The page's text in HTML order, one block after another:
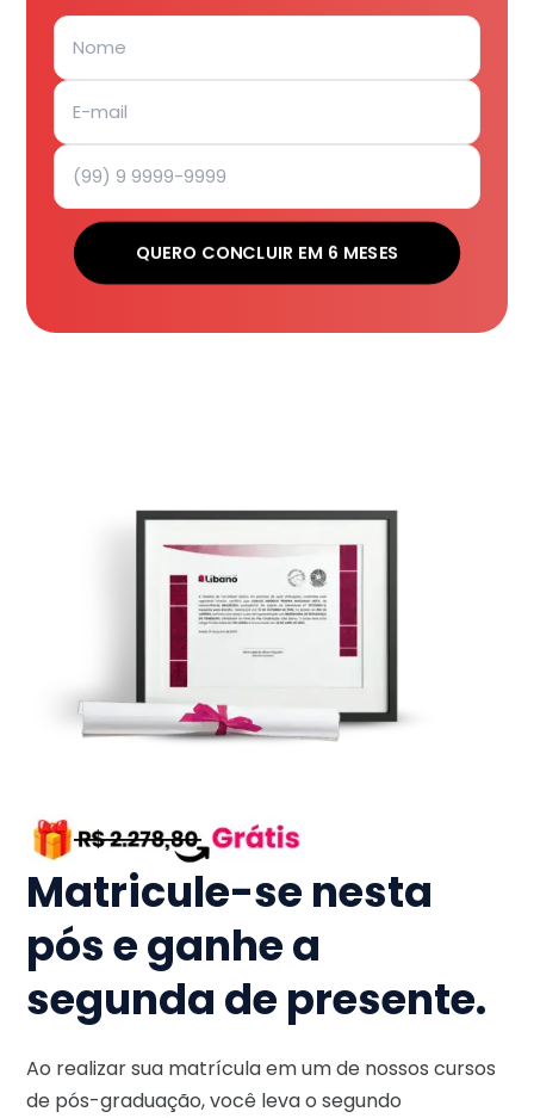
QUERO CONCLUIR EM 6 MESES
Matricule-se nesta
pós e ganhe a
segunda de presente.
Ao realizar sua matrícula em um de nossos cursos
de pós-graduação, você leva o segundo